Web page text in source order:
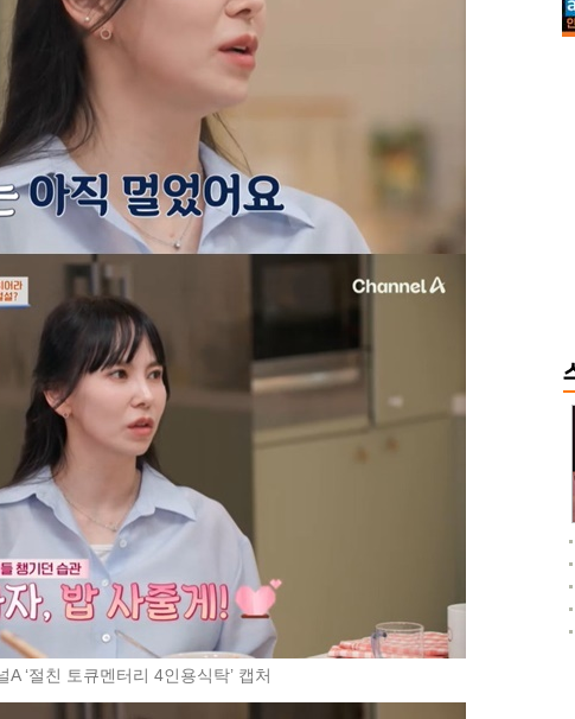
‘절친 토큐멘터리 4인용식탁’ 캡처